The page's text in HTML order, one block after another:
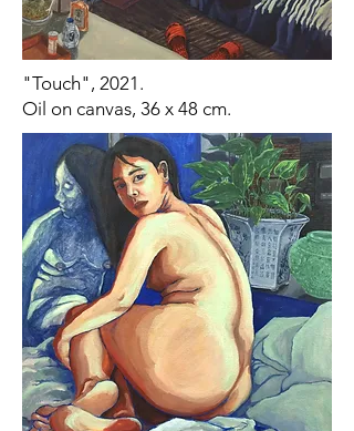
"Touch", 2021.
Oil on canvas, 36 x 48 cm.